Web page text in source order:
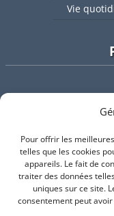
Pour offrir les
telles que les cookies
appareils. Le fait de
traiter des données
uniques sur ce site.
consentement peut
Vie